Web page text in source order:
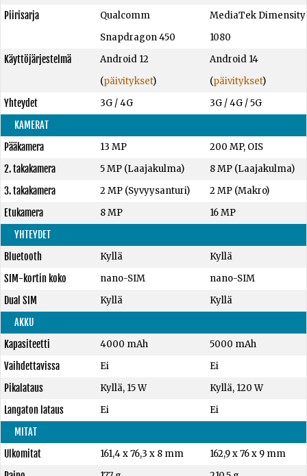
Piirisarja
Qualcomm
Snapdragon 450
MediaTek Dimensity
1080
Käyttöjärjestelmä
Android 12
(päivitykset)
Android 14
(päivitykset)
Yhteydet
3G / 4G
3G / 4G / 5G
KAMERAT
Pääkamera
13 MP
200 MP, OIS
2. takakamera
5 MP (Laajakulma)
8 MP (Laajakulma)
3. takakamera
2 MP (Syvyysanturi)
2 MP (Makro)
Etukamera
8 MP
16 MP
YHTEYDET
Bluetooth
Kyllä
Kyllä
SIM-kortin koko
nano-SIM
nano-SIM
Dual SIM
Kyllä
Kyllä
AKKU
Kapasiteetti
4000 mAh
5000 mAh
Vaihdettavissa
Ei
Ei
Pikalataus
Kyllä, 15 W
Kyllä, 120 W
Langaton lataus
Ei
Ei
MITAT
Ulkomitat
161,4 x 76,3 x 8 mm
162,9 x 76 x 9 mm